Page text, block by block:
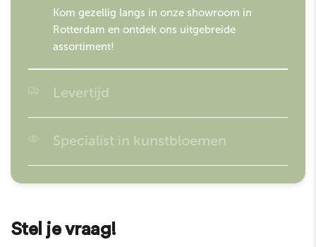
Kom gezellig langs in onze showroom in
Rotterdam en ontdek ons uitgebreide
assortiment!
Levertijd
Specialist in kunstbloemen
Stel je vraag!